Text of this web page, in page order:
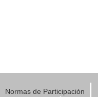
Normas de Participación
|